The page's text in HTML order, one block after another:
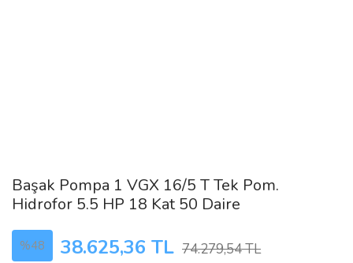
Başak Pompa 1 VGX 16/5 T Tek Pom.
Hidrofor 5.5 HP 18 Kat 50 Daire
%48 38.625,36 TL 74.279,54 TL